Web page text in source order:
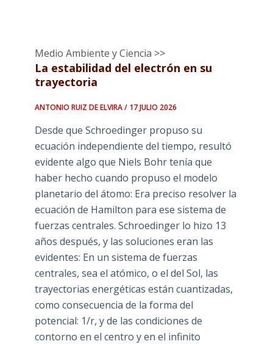
Medio Ambiente y Ciencia >>
La estabilidad del electrón en su
trayectoria
ANTONIO RUIZ DE ELVIRA / 17 JULIO 2026
Desde que Schroedinger propuso su
ecuación independiente del tiempo, resultó
evidente algo que Niels Bohr tenía que
haber hecho cuando propuso el modelo
planetario del átomo: Era preciso resolver la
ecuación de Hamilton para ese sistema de
fuerzas centrales. Schroedinger lo hizo 13
años después, y las soluciones eran las
evidentes: En un sistema de fuerzas
centrales, sea el atómico, o el del Sol, las
trayectorias energéticas están cuantizadas,
como consecuencia de la forma del
potencial: 1/r, y de las condiciones de
contorno en el centro y en el infinito